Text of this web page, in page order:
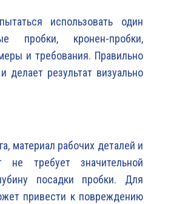
использовать один
пробки, кронен-пробки,
и требования. Правильно
делает результат визуально
материал рабочих деталей и
не требует значительной
посадки пробки. Для
привести к повреждению